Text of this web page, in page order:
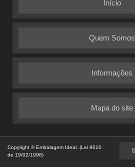
Início
Quem Somos
Informações
Mapa do site
Copyright © Embalagem Ideal. (Lei 9610
de 19/02/1998)